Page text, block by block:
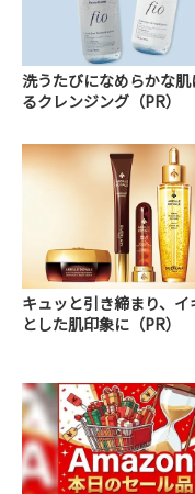
洗うたびになめらかな
るクレンジング（PR）
キュッと引き締まり、イ
とした肌印象に（PR）